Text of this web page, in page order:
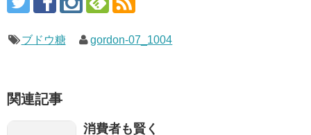
ブドウ糖 gordon-07_1004
関連記事
消費者も賢く